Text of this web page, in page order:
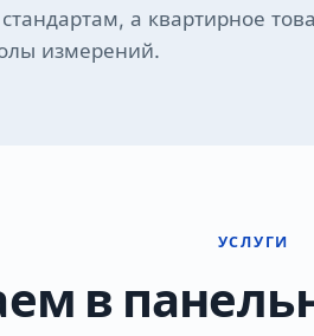
а квартирное
измерений.
УСЛУГИ
в